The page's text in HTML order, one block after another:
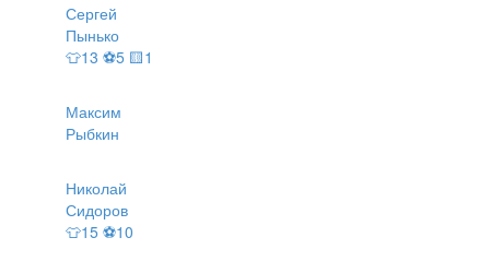
Сергей
Пынько
👕13 ⚽5 🟨1
Максим
Рыбкин
Николай
Сидоров
👕15 ⚽10